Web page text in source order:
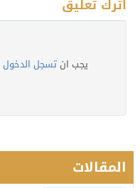
اترك تعليق
يجب ان تسجل الدخول
المقالات